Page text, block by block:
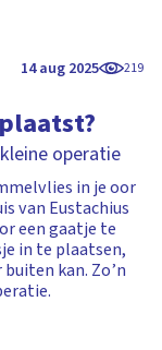
14 aug 2025 219
operatie
in je oor
van Eustachius
een gaatje te
in te plaatsen,
kan. Zo’n